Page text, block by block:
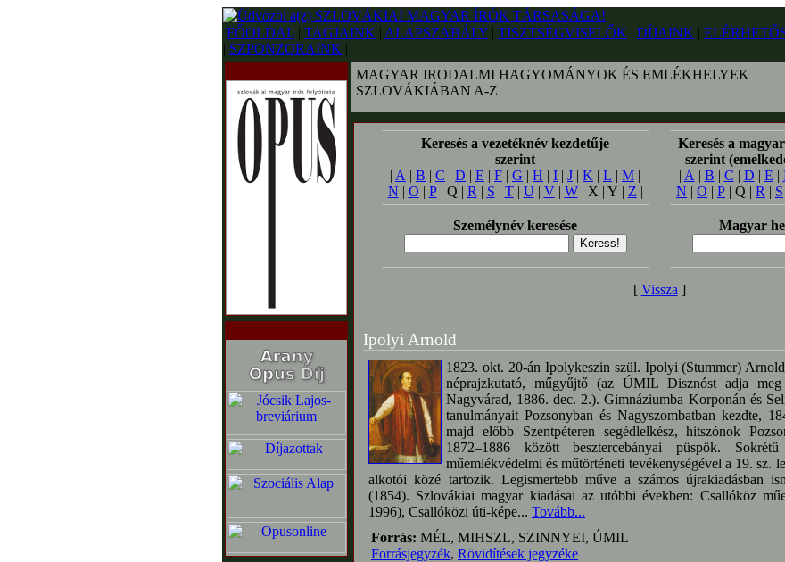
FŐOLDAL | TAGJAINK | ALAPSZABÁLY | TISZTSÉGVISELŐK | DÍJAINK |
| SZPONZORAINK |
MAGYAR IRODALMI HAGYOMÁNYOK ÉS EMLÉKHELYEK
SZLOVÁKIÁBAN A-Z
Keresés a vezetéknév kezdetűje
szerint
| A | B | C | D | E | F | G | H | I | J | K | L | M |
N | O | P| Q | R | S | T| U | V| W| X | Y | Z |
Keresés a
szerint
| A | B | C | D | E |
N | O | P | Q | R | S
Személynév keresése Magyar
[ Vissza ]
Ipolyi Arnold
1823. okt. 20-án Ipolykeszin szül. Ipolyi (Stummer)
néprajzkutató, műgyűjtő (az ÚMIL Disznóst adja
Nagyvárad, 1886. dec. 2.). Gimnáziumba Korponán és
tanulmányait Pozsonyban és Nagyszombatban kezdte,
majd előbb Szentpéteren segédlelkész, hitszónok
1872–1886 között besztercebányai püspök.
műemlékvédelmi és műtörténeti tevékenységével a 19. sz.
alkotói közé tartozik. Legismertebb műve a számos újrakiadásban
(1854). Szlovákiai magyar kiadásai az utóbbi években: Csallóköz
1996), Csallóközi úti-képe... Tovább...
Forrás: MÉL, MIHSZL, SZINNYEI, ÚMIL
Forrásjegyzék, Rövidítések jegyzéke